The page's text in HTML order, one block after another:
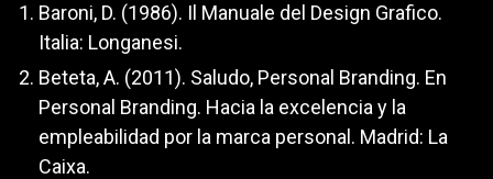
Baroni, D. (1986). Il Manuale del Design Grafico.
Italia: Longanesi.
Beteta, A. (2011). Saludo, Personal Branding. En
Personal Branding. Hacia la excelencia y la
empleabilidad por la marca personal. Madrid: La
Caixa.